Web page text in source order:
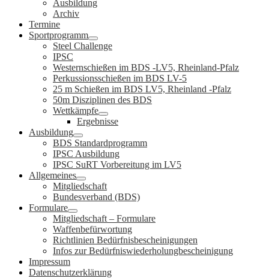
Ausbildung
Archiv
Termine
Sportprogramm
Steel Challenge
IPSC
Westernschießen im BDS -LV5, Rheinland-Pfalz
Perkussionsschießen im BDS LV-5
25 m Schießen im BDS LV5, Rheinland -Pfalz
50m Disziplinen des BDS
Wettkämpfe
Ergebnisse
Ausbildung
BDS Standardprogramm
IPSC Ausbildung
IPSC SuRT Vorbereitung im LV5
Allgemeines
Mitgliedschaft
Bundesverband (BDS)
Formulare
Mitgliedschaft – Formulare
Waffenbefürwortung
Richtlinien Bedürfnisbescheinigungen
Infos zur Bedürfniswiederholungbescheinigung
Impressum
Datenschutzerklärung